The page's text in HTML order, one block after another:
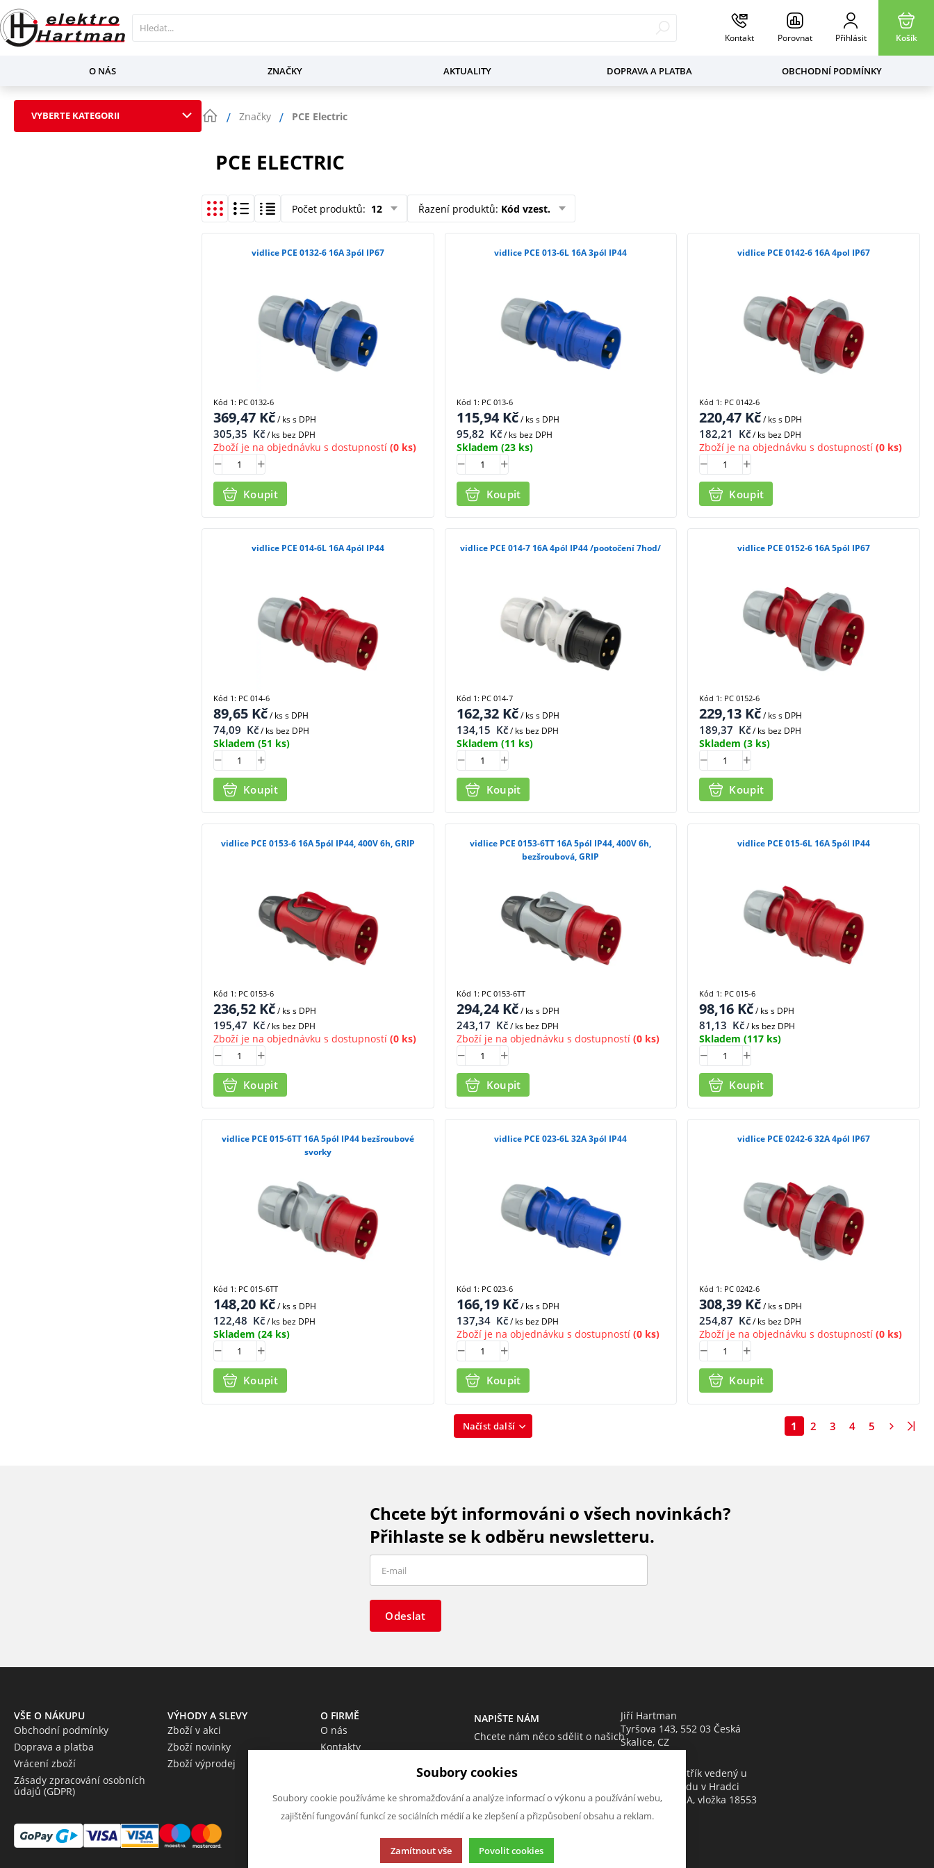
Kontakt Porovnat Přihlásit Košík
O NÁS ZNAČKY AKTUALITY DOPRAVA A PLATBA OBCHODNÍ PODMÍNKY
VYBERTE KATEGORII Značky PCE Electric
PCE ELECTRIC
Počet produktů: 12 Řazení produktů: Kód vzest.
vidlice PCE 0132-6 16A 3pól IP67
369,47 Kč/ kss DPH
305,35 Kč/ ks bez DPH
Zboží je na objednávku s dostupností (0 ks)
Koupit
Kód 1: PC 0132-6
vidlice PCE 013-6L 16A 3pól IP44
115,94Kč/ kss DPH
95,82 Kč/ ks bez DPH
Skladem (23 ks)
Koupit
Kód 1: PC 013-6
vidlice PCE 0142-6 16A 4pol IP67
220,47 Kč/ kss DPH
182,21 Kč/ ks bez DPH
Zboží je na objednávku s dostupností (0 ks)
Koupit
Kód 1: PC 0142-6
vidlice PCE 014-6L 16A 4pól IP44
89,65 Kč/ kss DPH
74,09 Kč/ ks bez DPH
Skladem (51 ks)
Koupit
Kód 1: PC 014-6
vidlice PCE 014-7 16A 4pól IP44 /pootočení 7hod/
162,32Kč/ kss DPH
134,15 Kč/ ks bez DPH
Skladem (11 ks)
Koupit
Kód 1: PC 014-7
vidlice PCE 0152-6 16A 5pól IP67
229,13 Kč/ kss DPH
189,37 Kč/ ks bez DPH
Skladem (3 ks)
Koupit
Kód 1: PC 0152-6
vidlice PCE 0153-6 16A 5pól IP44, 400V 6h, GRIP
236,52 Kč/ kss DPH
195,47 Kč/ ks bez DPH
Zboží je na objednávku s dostupností (0 ks)
Koupit
Kód 1: PC 0153-6
vidlice PCE 0153-6TT 16A 5pól IP44, 400V 6h,
bezšroubová, GRIP
294,24Kč/ kss DPH
243,17 Kč/ ks bez DPH
Zboží je na objednávku s dostupností(0 ks)
Koupit
Kód 1: PC 0153-6TT
vidlice PCE 015-6L 16A 5pól IP44
98,16 Kč/ kss DPH
81,13 Kč/ ks bez DPH
Skladem (117 ks)
Koupit
Kód 1: PC 015-6
vidlice PCE 015-6TT 16A 5pól IP44 bezšroubové
svorky
148,20 Kč/ kss DPH
122,48 Kč/ ks bez DPH
Skladem (24 ks)
Koupit
Kód 1: PC 015-6TT
vidlice PCE 023-6L 32A 3pól IP44
166,19Kč/ kss DPH
137,34 Kč/ ks bez DPH
Zboží je na objednávku s dostupností(0 ks)
Koupit
Kód 1: PC 023-6
vidlice PCE 0242-6 32A 4pól IP67
308,39 Kč/ kss DPH
254,87 Kč/ ks bez DPH
Zboží je na objednávku s dostupností (0 ks)
Koupit
Kód 1: PC 0242-6
Načíst další 1 2 3 4 5
Chcete být informováni o všech novinkách?
Přihlaste se k odběru newsletteru.
Odeslat
VŠE O NÁKUPU
Obchodní podmínky
Doprava a platba
Vrácení zboží
Zásady zpracování osobních
údajů (GDPR)
VÝHODY A SLEVY
Zboží v akci
Zboží novinky
Zboží výprodej
O FIRMĚ
O nás
Kontakty
NAPIŠTE NÁM
Chcete nám něco sdělit o našich
Neváhejte napsat.
Chci napsat zprávu
Jiří Hartman
Tyršova 143, 552 03 Česká
Skalice, CZ
Obchodní rejstřík vedený u
Krajského soudu v Hradci
Králové, oddíl A, vložka 18553
Soubory cookies
Soubory cookie používáme ke shromažďování a analýze informací o výkonu a používání webu,
zajištění fungování funkcí ze sociálních médií a ke zlepšení a přizpůsobení obsahu a reklam.
Zamítnout vše Povolit cookies